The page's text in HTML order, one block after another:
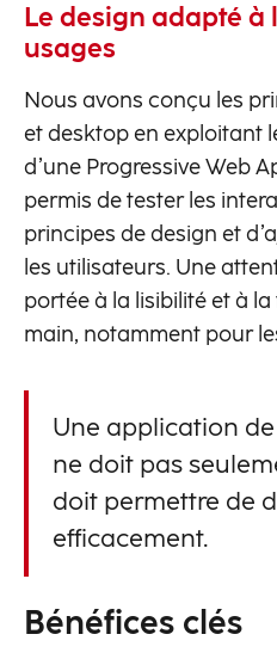
Le design adapté à
usages
Nous avons conçu les
et desktop en exploitant
d’une Progressive Web
permis de tester les
principes de design et
les utilisateurs. Une
portée à la lisibilité et à
main, notamment pour
Une application
ne doit pas
doit permettre de
efficacement.
Bénéfices clés